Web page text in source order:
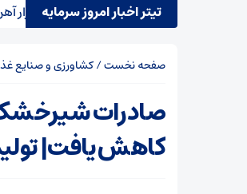
تیتر اخبار امروز سرمایه
ترور اسماعیل هنیه و تاثیر آن بر بازار آهن
صفحه نخست/کشاورزی و صنایع
کاهش یافت| تولید کره به